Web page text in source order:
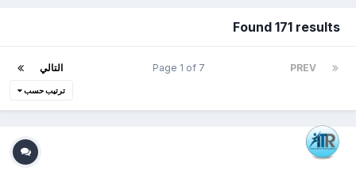
Found 171 results
PREV التالي Page 1 of 7
ترتيب حسب